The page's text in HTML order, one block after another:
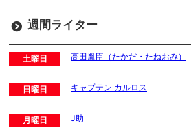
週間ライター
土曜日 高田胤臣（たかだ・たねおみ）
日曜日 キャプテン カルロス
月曜日 J助